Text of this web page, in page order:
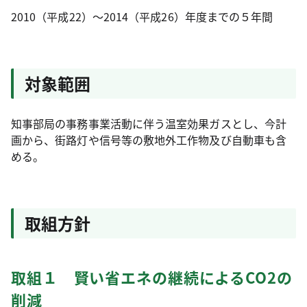
2010（平成22）～2014（平成26）年度までの５年間
対象範囲
知事部局の事務事業活動に伴う温室効果ガスとし、今計
画から、街路灯や信号等の敷地外工作物及び自動車も含
める。
取組方針
取組１ 賢い省エネの継続によるCO2の
削減